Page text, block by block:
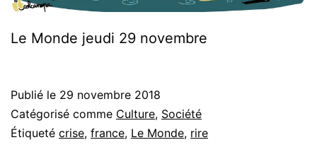
Le Monde jeudi 29 novembre
Publié le 29 novembre 2018
Catégorisé comme Culture, Société
Étiqueté crise, france, Le Monde, rire